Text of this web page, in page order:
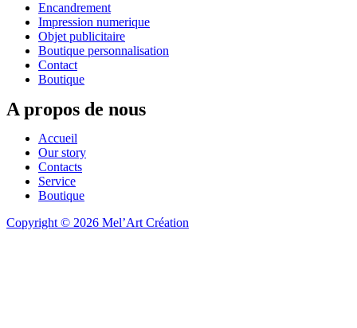
Encandrement
Impression numerique
Objet publicitaire
Boutique personnalisation
Contact
Boutique
A propos de nous
Accueil
Our story
Contacts
Service
Boutique
Copyright © 2026 Mel’Art Création